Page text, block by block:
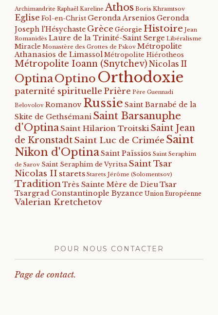
Archimandrite Raphaël Kareline Athos Boris Khramtsov
Eglise Fol-en-Christ Geronda Arsenios Geronda
Joseph l'Hésychaste Grèce Géorgie Histoire Jean
Romanidès Laure de la Trinité-Saint Serge Libéralisme
Miracle Monastère des Grottes de Pskov Métropolite
Athanasios de Limassol Métropolite Hiérotheos
Métropolite Ioann (Snytchev) Nicolas II
OptinaOptino Orthodoxie
paternité spirituelle Prière Père Guennadi
Belovolov Romanov Russie Saint Barnabé de la
Skite de Gethsémani Saint Barsanuphe
d'Optina Saint Hilarion Troitski Saint Jean
de KronstadtSaint Luc de Crimée Saint
Nikon d'OptinaSaint Païssios Saint Seraphim
de Sarov Saint Seraphim de Vyritsa Saint Tsar
Nicolas II starets Starets Jérôme (Solomentsov)
Tradition Très Sainte Mère de DieuTsar
Tsargrad Constantinople Byzance Union Européenne
Valerian Kretchetov
POUR NOUS CONTACTER
Page de contact.